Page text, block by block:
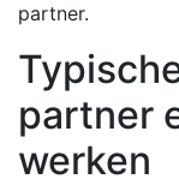
partner.
partner
werken